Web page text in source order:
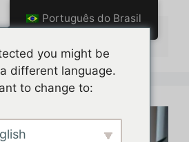
Menu
Português do Brasil
you might be
different language.
to change to: